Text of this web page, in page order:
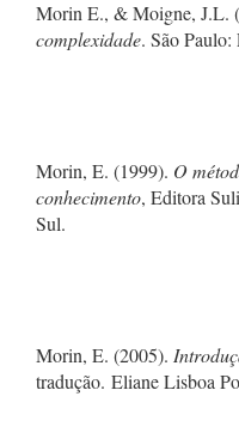
Morin E., & Moigne, J.L.
complexidade. São Paulo:
Morin, E. (1999). O
conhecimento, Editora
Sul.
Morin, E. (2005).
tradução. Eliane Lisboa